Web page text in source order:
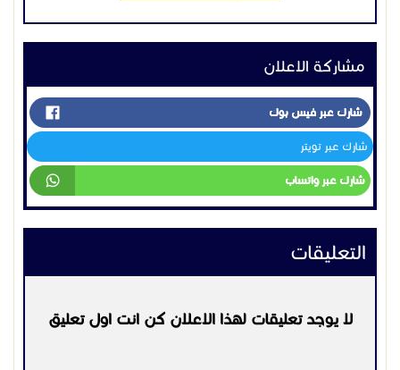
مشاركة الاعلان
شارك عبر فيس بوك
شارك عبر تويتر
شارك عبر واتساب
التعليقات
لا يوجد تعليقات لهذا الاعلان كن انت اول تعليق